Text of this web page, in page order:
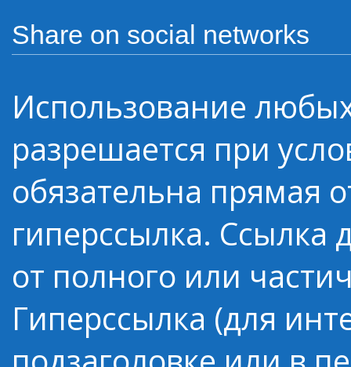
Share on social networks
Использование
разрешается при
обязательна прямая
гиперссылка.
от полного или
Гиперссылка (для